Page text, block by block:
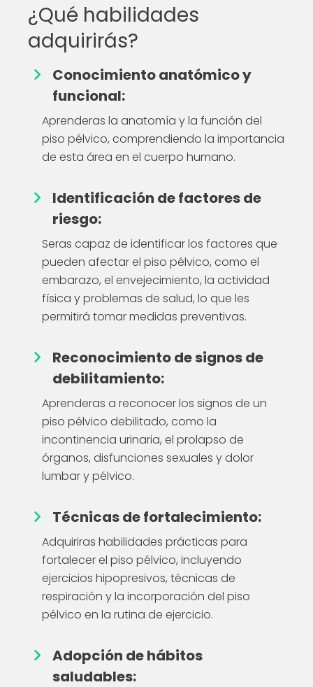
¿Qué habilidades
adquirirás?
Conocimiento anatómico y
funcional:
Aprenderas la anatomía y la función del
piso pélvico, comprendiendo la importancia
de esta área en el cuerpo humano.
Identificación de factores de
riesgo:
Seras capaz de identificar los factores que
pueden afectar el piso pélvico, como el
embarazo, el envejecimiento, la actividad
física y problemas de salud, lo que les
permitirá tomar medidas preventivas.
Reconocimiento de signos de
debilitamiento:
Aprenderas a reconocer los signos de un
piso pélvico debilitado, como la
incontinencia urinaria, el prolapso de
órganos, disfunciones sexuales y dolor
lumbar y pélvico.
Técnicas de fortalecimiento:
Adquiriras habilidades prácticas para
fortalecer el piso pélvico, incluyendo
ejercicios hipopresivos, técnicas de
respiración y la incorporación del piso
pélvico en la rutina de ejercicio.
Adopción de hábitos
saludables: